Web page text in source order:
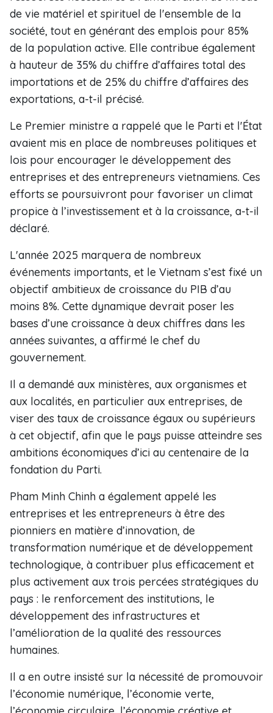
de vie matériel et spirituel de l'ensemble de la
société, tout en générant des emplois pour 85%
de la population active. Elle contribue également
à hauteur de 35% du chiffre d’affaires total des
importations et de 25% du chiffre d’affaires des
exportations, a-t-il précisé.
Le Premier ministre a rappelé que le Parti et l'État
avaient mis en place de nombreuses politiques et
lois pour encourager le développement des
entreprises et des entrepreneurs vietnamiens. Ces
efforts se poursuivront pour favoriser un climat
propice à l’investissement et à la croissance, a-t-il
déclaré.
L'année 2025 marquera de nombreux
événements importants, et le Vietnam s’est fixé un
objectif ambitieux de croissance du PIB d’au
moins 8%. Cette dynamique devrait poser les
bases d’une croissance à deux chiffres dans les
années suivantes, a affirmé le chef du
gouvernement.
Il a demandé aux ministères, aux organismes et
aux localités, en particulier aux entreprises, de
viser des taux de croissance égaux ou supérieurs
à cet objectif, afin que le pays puisse atteindre ses
ambitions économiques d’ici au centenaire de la
fondation du Parti.
Pham Minh Chinh a également appelé les
entreprises et les entrepreneurs à être des
pionniers en matière d’innovation, de
transformation numérique et de développement
technologique, à contribuer plus efficacement et
plus activement aux trois percées stratégiques du
pays : le renforcement des institutions, le
développement des infrastructures et
l’amélioration de la qualité des ressources
humaines.
Il a en outre insisté sur la nécessité de promouvoir
l’économie numérique, l’économie verte,